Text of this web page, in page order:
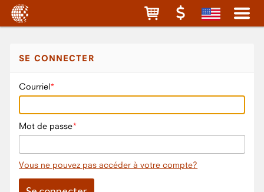
SE CONNECTER
Courriel
Mot de passe
Vous ne pouvez pas accéder à votre compte?